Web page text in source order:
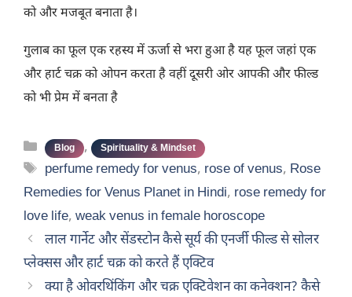
को और मजबूत बनाता है।
गुलाब का फूल एक रहस्य में ऊर्जा से भरा हुआ है यह फूल जहां एक
और हार्ट चक्र को ओपन करता है वहीं दूसरी ओर आपकी और फील्ड
को भी प्रेम में बनता है
Categories
Blog , Spirituality & Mindset
Tags
perfume remedy for venus, rose of venus, Rose
Remedies for Venus Planet in Hindi, rose remedy for
love life, weak venus in female horoscope
लाल गार्नेट और सेंडस्टोन कैसे सूर्य की एनर्जी फील्ड से सोलर
प्लेक्सस और हार्ट चक्र को करते हैं एक्टिव
क्या है ओवरथिंकिंग और चक्र एक्टिवेशन का कनेक्शन? कैसे